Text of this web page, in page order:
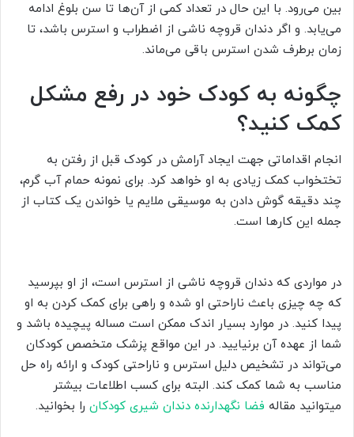
بین می‌رود. با این حال در تعداد کمی از آن‌ها تا سن بلوغ ادامه
می‌یابد. و اگر دندان قروچه ناشی از اضطراب و استرس باشد، تا
زمان برطرف شدن استرس باقی می‌ماند.
چگونه به کودک خود در رفع مشکل
کمک کنید؟
انجام اقداماتی جهت ایجاد آرامش در کودک قبل از رفتن به
تختخواب کمک زیادی به او خواهد کرد. برای نمونه حمام آب گرم،
چند دقیقه گوش دادن به موسیقی ملایم یا خواندن یک کتاب از
جمله این کارها است.
در مواردی که دندان قروچه ناشی از استرس است، از او بپرسید
که چه چیزی باعث ناراحتی او شده و راهی برای کمک کردن به او
پیدا کنید. در موارد بسیار اندک ممکن است مساله پیچیده باشد و
شما از عهده آن برنیایید. در این مواقع پزشک متخصص کودکان
می‌تواند در تشخیص دلیل استرس و ناراحتی کودک و ارائه راه حل
مناسب به شما کمک کند. البته برای کسب اطلاعات بیشتر
میتوانید مقاله فضا نگهدارنده دندان شیری کودکان را بخوانید.